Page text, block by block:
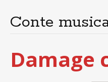
principal
Conte
Damage